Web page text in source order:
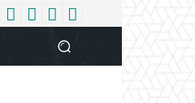
आपकी आवाज